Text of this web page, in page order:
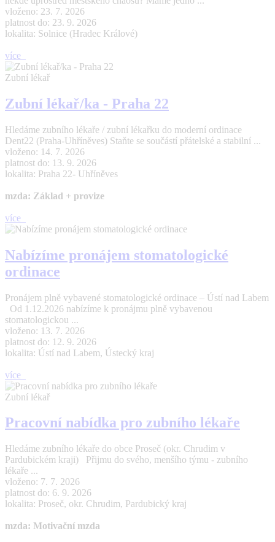
vloženo: 23. 7. 2026
platnost do: 23. 9. 2026
lokalita: Solnice (Hradec Králové)
více
Zubní lékař
Zubní lékař/ka - Praha 22
Hledáme zubního lékaře / zubní lékařku do moderní ordinace
Dent22 (Praha-Uhříněves) Staňte se součástí přátelské a stabilní ...
vloženo: 14. 7. 2026
platnost do: 13. 9. 2026
lokalita: Praha 22- Uhříněves
mzda: Základ + provize
více
Nabízíme pronájem stomatologické
ordinace
Pronájem plně vybavené stomatologické ordinace – Ústí nad Labem
Od 1.12.2026 nabízíme k pronájmu plně vybavenou
stomatologickou ...
vloženo: 13. 7. 2026
platnost do: 12. 9. 2026
lokalita: Ústí nad Labem, Ústecký kraj
více
Zubní lékař
Pracovní nabídka pro zubního lékaře
Hledáme zubního lékaře do obce Proseč (okr. Chrudim v
Pardubickém kraji) Přijmu do svého, menšího týmu - zubního
lékaře ...
vloženo: 7. 7. 2026
platnost do: 6. 9. 2026
lokalita: Proseč, okr. Chrudim, Pardubický kraj
mzda: Motivační mzda